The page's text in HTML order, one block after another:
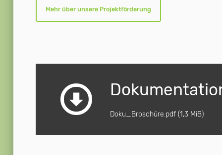
Mehr über unsere Projektförderung
Doku_Broschüre.pdf (1,3 MiB)